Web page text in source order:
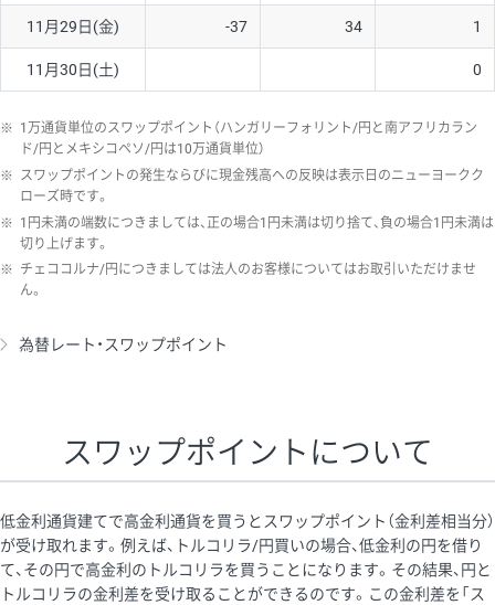
11月29日(金) -37 34 1
11月30日(土) 0
※ 1万通貨単位のスワップポイント（ハンガリーフォリント/円と南アフリカラン
ド/円とメキシコペソ/円は10万通貨単位）
※ スワップポイントの発生ならびに現金残高への反映は表示日のニューヨークク
ローズ時です。
※ 1円未満の端数につきましては、正の場合1円未満は切り捨て、負の場合1円未満は
切り上げます。
※ チェココルナ/円につきましては法人のお客様についてはお取引いただけませ
ん。
為替レート・スワップポイント
スワップポイントについて
低金利通貨建てで高金利通貨を買うとスワップポイント（金利差相当分）
が受け取れます。例えば、トルコリラ/円買いの場合、低金利の円を借り
て、その円で高金利のトルコリラを買うことになります。その結果、円と
トルコリラの金利差を受け取ることができるのです。この金利差を「ス